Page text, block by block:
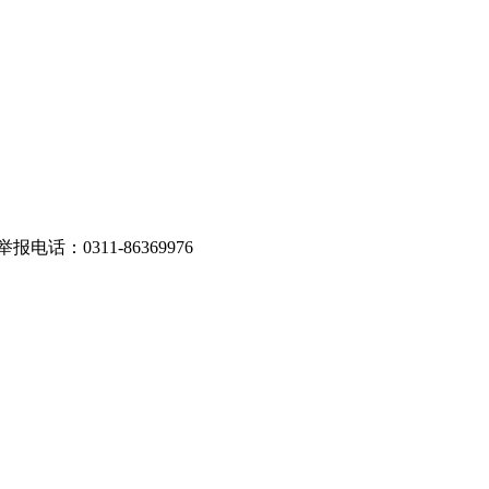
报电话：0311-86369976